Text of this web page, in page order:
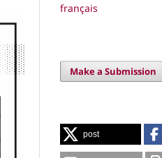
français
Make a Submission
post